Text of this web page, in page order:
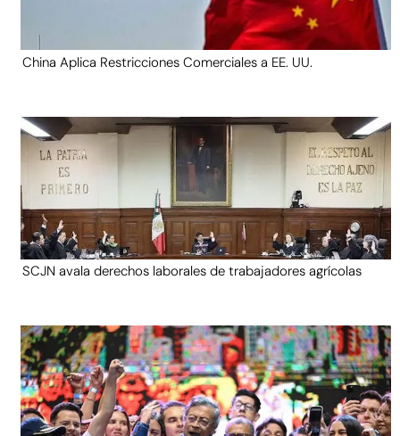
China Aplica Restricciones Comerciales a EE. UU.
SCJN avala derechos laborales de trabajadores agrícolas